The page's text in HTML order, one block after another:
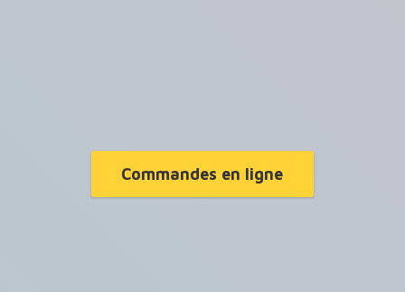
Commandes en ligne